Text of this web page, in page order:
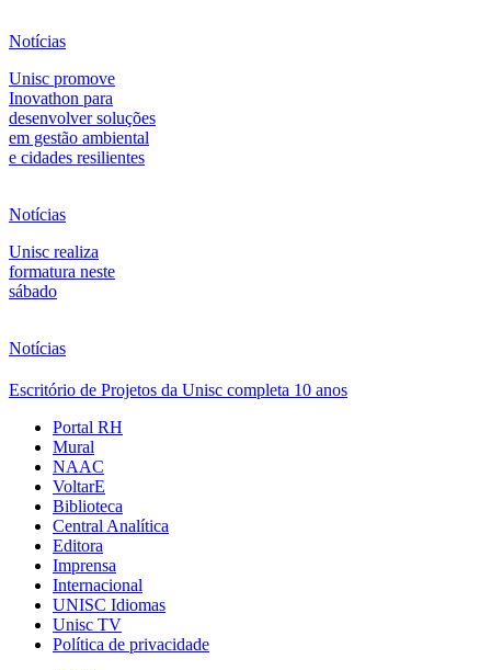
Notícias
Unisc promove
Inovathon para
desenvolver soluções
em gestão ambiental
e cidades resilientes
Notícias
Unisc realiza
formatura neste
sábado
Notícias
Escritório de Projetos da Unisc completa 10 anos
Portal RH
Mural
NAAC
VoltarE
Biblioteca
Central Analítica
Editora
Imprensa
Internacional
UNISC Idiomas
Unisc TV
Política de privacidade